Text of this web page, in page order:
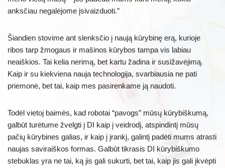
anksčiau negalėjome įsivaizduoti.”
Šiandien stovime ant slenksčio į naują kūrybinę erą, kurioje
ribos tarp žmogaus ir mašinos kūrybos tampa vis labiau
neaiškios. Tai kelia nerimą, bet kartu žadina ir susižavėjimą.
Kaip ir su kiekviena nauja technologija, svarbiausia ne pati
priemonė, bet tai, kaip mes pasirenkame ją naudoti.
Todėl vietoj baimės, kad robotai “pavogs” mūsų kūrybiškumą,
galbūt turėtume žvelgti į DI kaip į veidrodį, atspindintį mūsų
pačių kūrybines galias, ir kaip į įrankį, galintį padėti mums atrasti
naujas saviraiškos formas. Galbūt tikrasis DI kūrybiškumo
stebuklas yra ne tai, ką jis gali sukurti, bet tai, kaip jis gali įkvėpti